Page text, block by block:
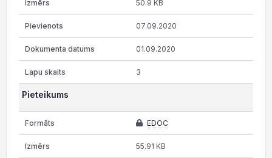
50.9 KB
07.09.2020
01.09.2020
3
Pieteikums
EDOC
55.91 KB